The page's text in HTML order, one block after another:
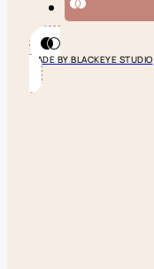
MADE BY BLACKEYE STUDIO